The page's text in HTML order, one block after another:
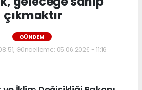
çıkmaktır
GÜNDEM
Güncelleme: 05.06.2026 - 11:16